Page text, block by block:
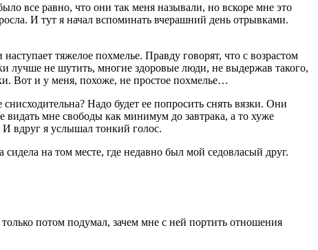
все равно, что они так меня называли, но вскоре мне это
И тут я начал вспоминать вчерашний день отрывками.
тяжелое похмелье. Правду говорят, что с возрастом
лучше не шутить, многие здоровые люди, не выдержав такого,
Вот и у меня, похоже, не простое похмелье…
Надо будет ее попросить снять вязки. Они
видать мне свободы как минимум до завтрака, а то хуже
И вдруг я услышал тонкий голос.
на том месте, где недавно был мой седовласый друг.
потом подумал, зачем мне с ней портить отношения